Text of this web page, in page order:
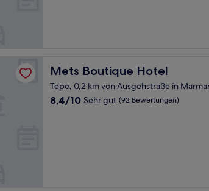
Mets Boutique Hotel
Mets Boutique Hotel
Tepe, 0,2 km von Ausgehstraße in
8.4
8,4/10 Sehr gut (92 Bewertungen)